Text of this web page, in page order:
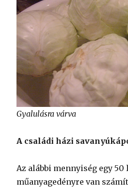
Gyalulásra várva
A családi házi
Az alábbi mennyiség egy
műanyagedényre van